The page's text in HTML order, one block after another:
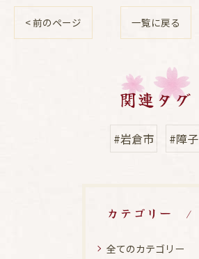
< 前のページ 一覧に戻る
関連タグ
#岩倉市 #障子
カテゴリー
全てのカテゴリー